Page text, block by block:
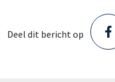
Deel dit bericht op